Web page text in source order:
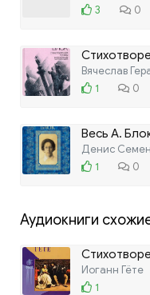
3
0
Вячеслав
1
0
Весь А.
Денис
1
0
Аудиокниги
Иоганн Гёте
1